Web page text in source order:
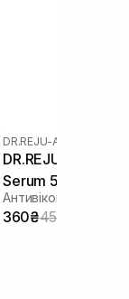
DR.REJU-ALL
DR.REJU-ALL
Serum 5 мл
360₴450₴